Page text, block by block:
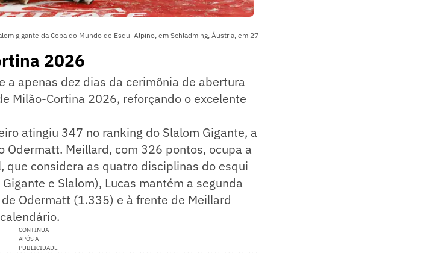
gigante da Copa do Mundo de Esqui Alpino, em Schladming, Áustria, em 27
2026
a apenas dez dias da cerimônia de abertura
Milão-Cortina 2026, reforçando o excelente
atingiu 347 no ranking do Slalom Gigante, a
Odermatt. Meillard, com 326 pontos, ocupa a
que considera as quatro disciplinas do esqui
e Slalom), Lucas mantém a segunda
Odermatt (1.335) e à frente de Meillard
CONTINUA
APÓS A
PUBLICIDADE